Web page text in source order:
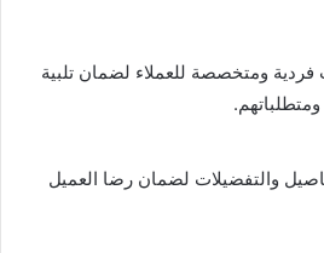
ومتخصصة للعملاء لضمان تلبية
والتفضيلات لضمان رضا العميل